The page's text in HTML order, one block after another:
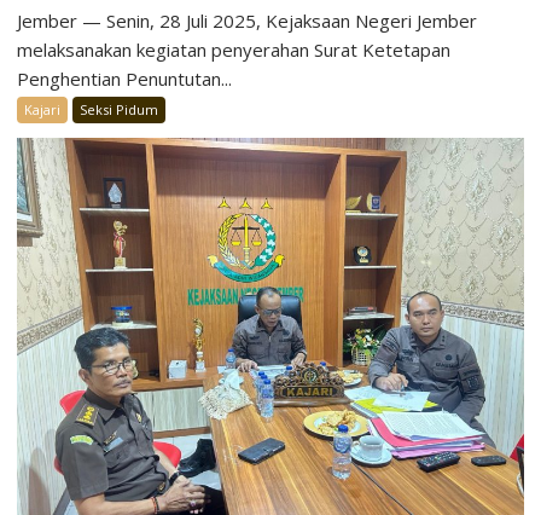
Jember — Senin, 28 Juli 2025, Kejaksaan Negeri Jember
melaksanakan kegiatan penyerahan Surat Ketetapan
Penghentian Penuntutan...
Kajari Seksi Pidum